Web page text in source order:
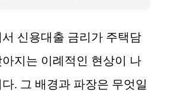
신용대출 금리가 주택담
지는 이례적인 현상이 나
. 그 배경과 파장은 무엇일